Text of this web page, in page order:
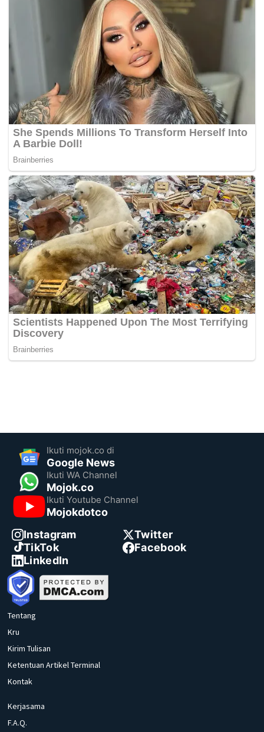
Ikuti mojok.co di
Google News
Ikuti WA Channel
Mojok.co
Ikuti Youtube Channel
Mojokdotco
Instagram
Twitter
TikTok
Facebook
LinkedIn
Tentang
Kru
Kirim Tulisan
Ketentuan Artikel Terminal
Kontak
Kerjasama
F.A.Q.